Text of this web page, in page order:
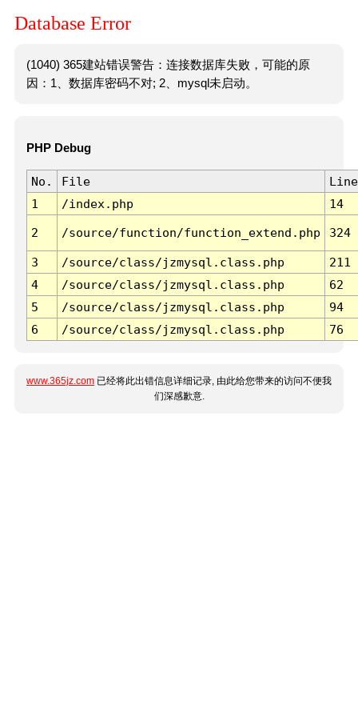
Database Error
(1040) 365建站错误警告：连接数据库失败，可能的原
因：1、数据库密码不对; 2、mysql未启动。
PHP Debug
No. File
Line
1
/index.php 14
2 /source/function/function_extend.php 324
3 /source/class/jzmysql.class.php
211
4
/source/class/jzmysql.class.php
62
5
/source/class/jzmysql.class.php
94
6
/source/class/jzmysql.class.php 76
www.365jz.com 已经将此出错信息详细记录, 由此给您带来的访问不便我
们深感歉意.